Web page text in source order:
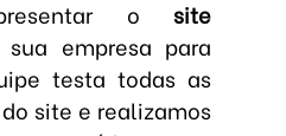
osite
empresa para
testa todas as
site e realizamos